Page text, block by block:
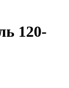
120-